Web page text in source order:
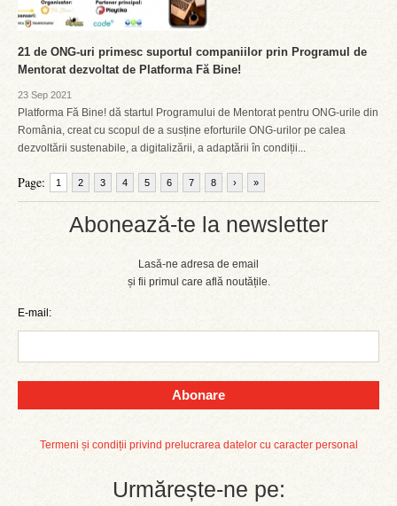
Abonează-te la newsletter
Lasă-ne adresa de email
și fii primul care află noutățile.
E-mail:
Abonare
Termeni și condiții privind prelucrarea datelor cu caracter personal
Urmărește-ne pe:
21 de ONG-uri primesc suportul companiilor prin Programul de
Mentorat dezvoltat de Platforma Fă Bine!
23 Sep 2021
Platforma Fă Bine! dă startul Programului de Mentorat pentru ONG-urile din
România, creat cu scopul de a susține eforturile ONG-urilor pe calea
dezvoltării sustenabile, a digitalizării, a adaptării în condiții...
Page: 1 2 3 4 5 6 7 8 › »